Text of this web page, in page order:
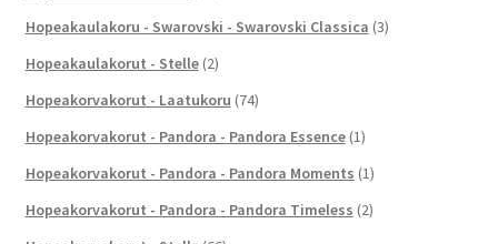
Hopeakaulakoru - Swarovski - Swarovski Classica (3)
Hopeakaulakorut - Stelle (2)
Hopeakorvakorut - Laatukoru (74)
Hopeakorvakorut - Pandora - Pandora Essence (1)
Hopeakorvakorut - Pandora - Pandora Moments (1)
Hopeakorvakorut - Pandora - Pandora Timeless (2)